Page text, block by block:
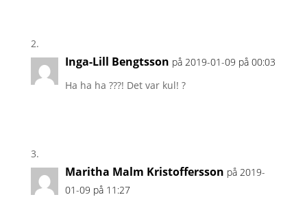
Inga-Lill Bengtsson på 2019-01-09 på 00:03
Ha ha ha ???! Det var kul! ?
Maritha Malm Kristoffersson på 2019-
01-09 på 11:27